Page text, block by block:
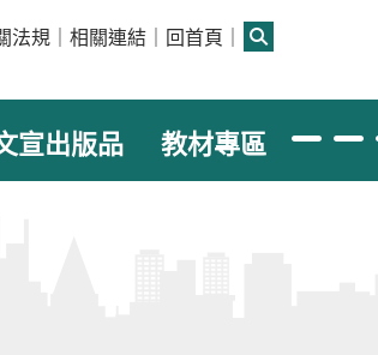
法規 相關連結 回首頁
宣出版品 教材專區